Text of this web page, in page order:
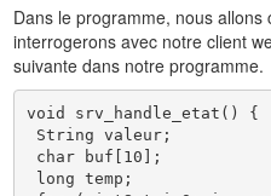
Dans le programme, nous
interrogerons avec notre client
suivante dans notre programme.
void srv_handle_etat() {